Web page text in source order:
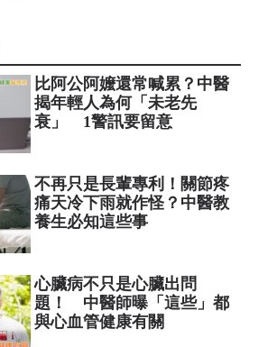
比阿公阿嬤還常喊累？中醫
揭年輕人為何「未老先
衰」 1警訊要留意
不再只是長輩專利！關節疼
痛天冷下雨就作怪？中醫教
養生必知這些事
心臟病不只是心臟出問
題！ 中醫師曝「這些」都
與心血管健康有關